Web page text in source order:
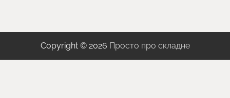
Copyright © 2026 Просто про складне